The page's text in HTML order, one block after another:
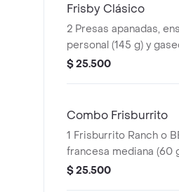
Frisby Clásico
2 Presas apanadas,
personal (145 g) y
$ 25.500
Combo Frisburrito
1 Frisburrito Ranch o
francesa mediana (60
ml)
$ 25.500